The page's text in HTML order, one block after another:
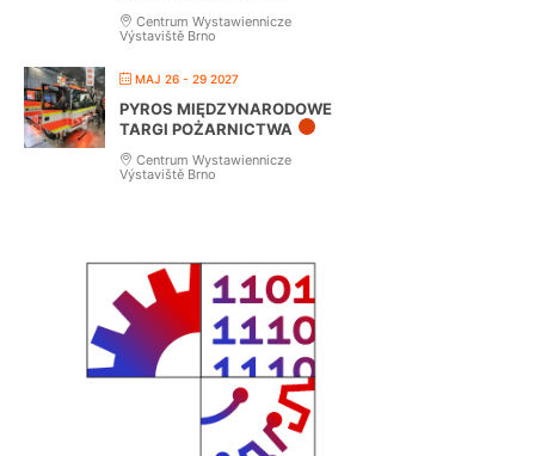
Centrum Wystawiennicze
Výstaviště Brno
MAJ 26 - 29 2027
PYROS MIĘDZYNARODOWE
TARGI POŻARNICTWA
Centrum Wystawiennicze
Výstaviště Brno